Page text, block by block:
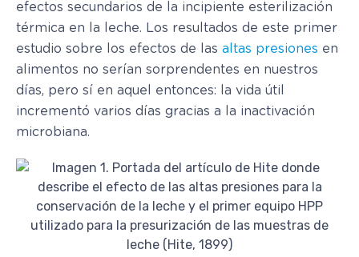
efectos secundarios de la incipiente esterilización
térmica en la leche. Los resultados de este primer
estudio sobre los efectos de las altas presiones en
alimentos no serían sorprendentes en nuestros
días, pero sí en aquel entonces: la vida útil
incrementó varios días gracias a la inactivación
microbiana.